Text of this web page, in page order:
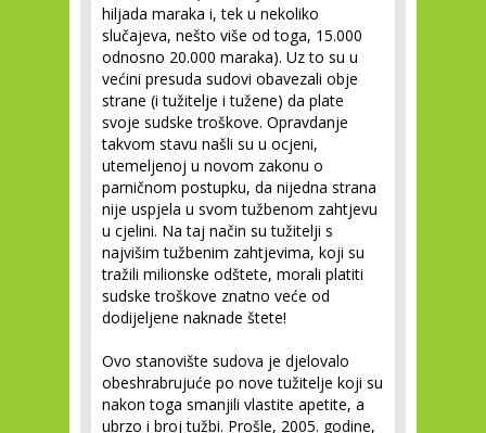
hiljada maraka i, tek u nekoliko
slučajeva, nešto više od toga, 15.000
odnosno 20.000 maraka). Uz to su u
većini presuda sudovi obavezali obje
strane (i tužitelje i tužene) da plate
svoje sudske troškove. Opravdanje
takvom stavu našli su u ocjeni,
utemeljenoj u novom zakonu o
parničnom postupku, da nijedna strana
nije uspjela u svom tužbenom zahtjevu
u cjelini. Na taj način su tužitelji s
najvišim tužbenim zahtjevima, koji su
tražili milionske odštete, morali platiti
sudske troškove znatno veće od
dodijeljene naknade štete!
Ovo stanovište sudova je djelovalo
obeshrabrujuće po nove tužitelje koji su
nakon toga smanjili vlastite apetite, a
ubrzo i broj tužbi. Prošle, 2005. godine,